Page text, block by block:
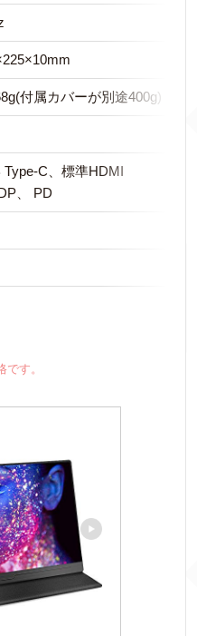
付属カバーが別途400g)
Type-C、標準HDMI
、 PD
す。